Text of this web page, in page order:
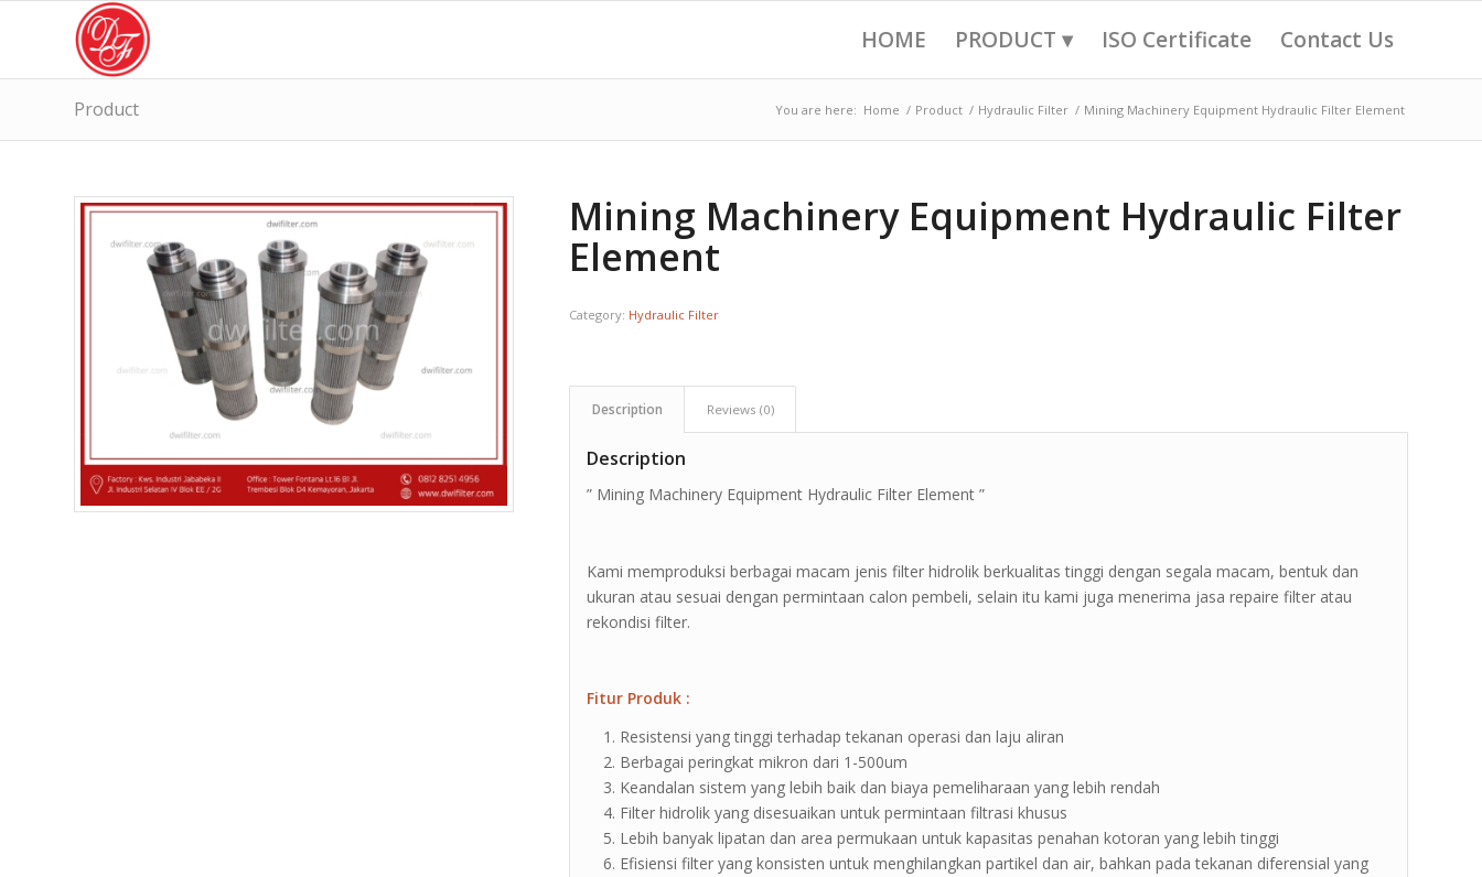
HOME PRODUCT ▾ ISO Certificate Contact Us
Product You are here: Home / Product / Hydraulic Filter / Mining Machinery Equipment Hydraulic Filter Element
Mining Machinery Equipment Hydraulic Filter
Element
Category: Hydraulic Filter
Description Reviews (0)
Description
” Mining Machinery Equipment Hydraulic Filter Element ”
Kami memproduksi berbagai macam jenis filter hidrolik berkualitas tinggi dengan segala macam, bentuk dan
ukuran atau sesuai dengan permintaan calon pembeli, selain itu kami juga menerima jasa repaire filter atau
rekondisi filter.
Fitur Produk :
Resistensi yang tinggi terhadap tekanan operasi dan laju aliran
Berbagai peringkat mikron dari 1-500um
Keandalan sistem yang lebih baik dan biaya pemeliharaan yang lebih rendah
Filter hidrolik yang disesuaikan untuk permintaan filtrasi khusus
Lebih banyak lipatan dan area permukaan untuk kapasitas penahan kotoran yang lebih tinggi
Efisiensi filter yang konsisten untuk menghilangkan partikel dan air, bahkan pada tekanan diferensial yang